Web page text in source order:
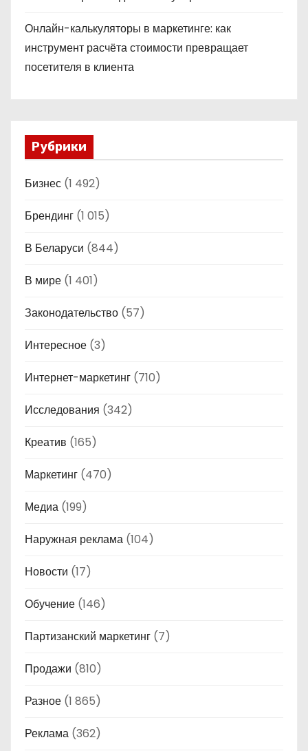
Онлайн-калькуляторы в маркетинге: как
инструмент расчёта стоимости превращает
посетителя в клиента
Рубрики
Бизнес (1 492)
Брендинг (1 015)
В Беларуси (844)
В мире (1 401)
Законодательство (57)
Интересное (3)
Интернет-маркетинг (710)
Исследования (342)
Креатив (165)
Маркетинг (470)
Медиа (199)
Наружная реклама (104)
Новости (17)
Обучение (146)
Партизанский маркетинг (7)
Продажи (810)
Разное (1 865)
Реклама (362)